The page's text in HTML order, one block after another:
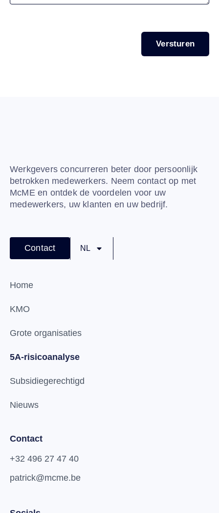
Versturen
Werkgevers concurreren beter door persoonlijk
betrokken medewerkers. Neem contact op met
McME en ontdek de voordelen voor uw
medewerkers, uw klanten en uw bedrijf.
Contact NL
Home
KMO
Grote organisaties
5A-risicoanalyse
Subsidiegerechtigd
Nieuws
Contact
+32 496 27 47 40
patrick@mcme.be